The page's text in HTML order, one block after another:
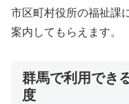
市区町村役所の福祉課
案内してもらえます。
群馬で利用でき
度